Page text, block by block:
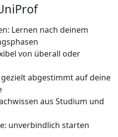
Lernen nach deinem
von überall oder
abgestimmt auf deine
aus Studium und
unverbindlich starten